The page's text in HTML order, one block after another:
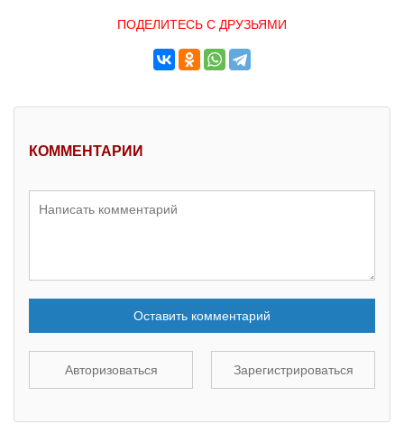
ПОДЕЛИТЕСЬ С ДРУЗЬЯМИ
КОММЕНТАРИИ
Оставить комментарий
Авторизоваться Зарегистрироваться